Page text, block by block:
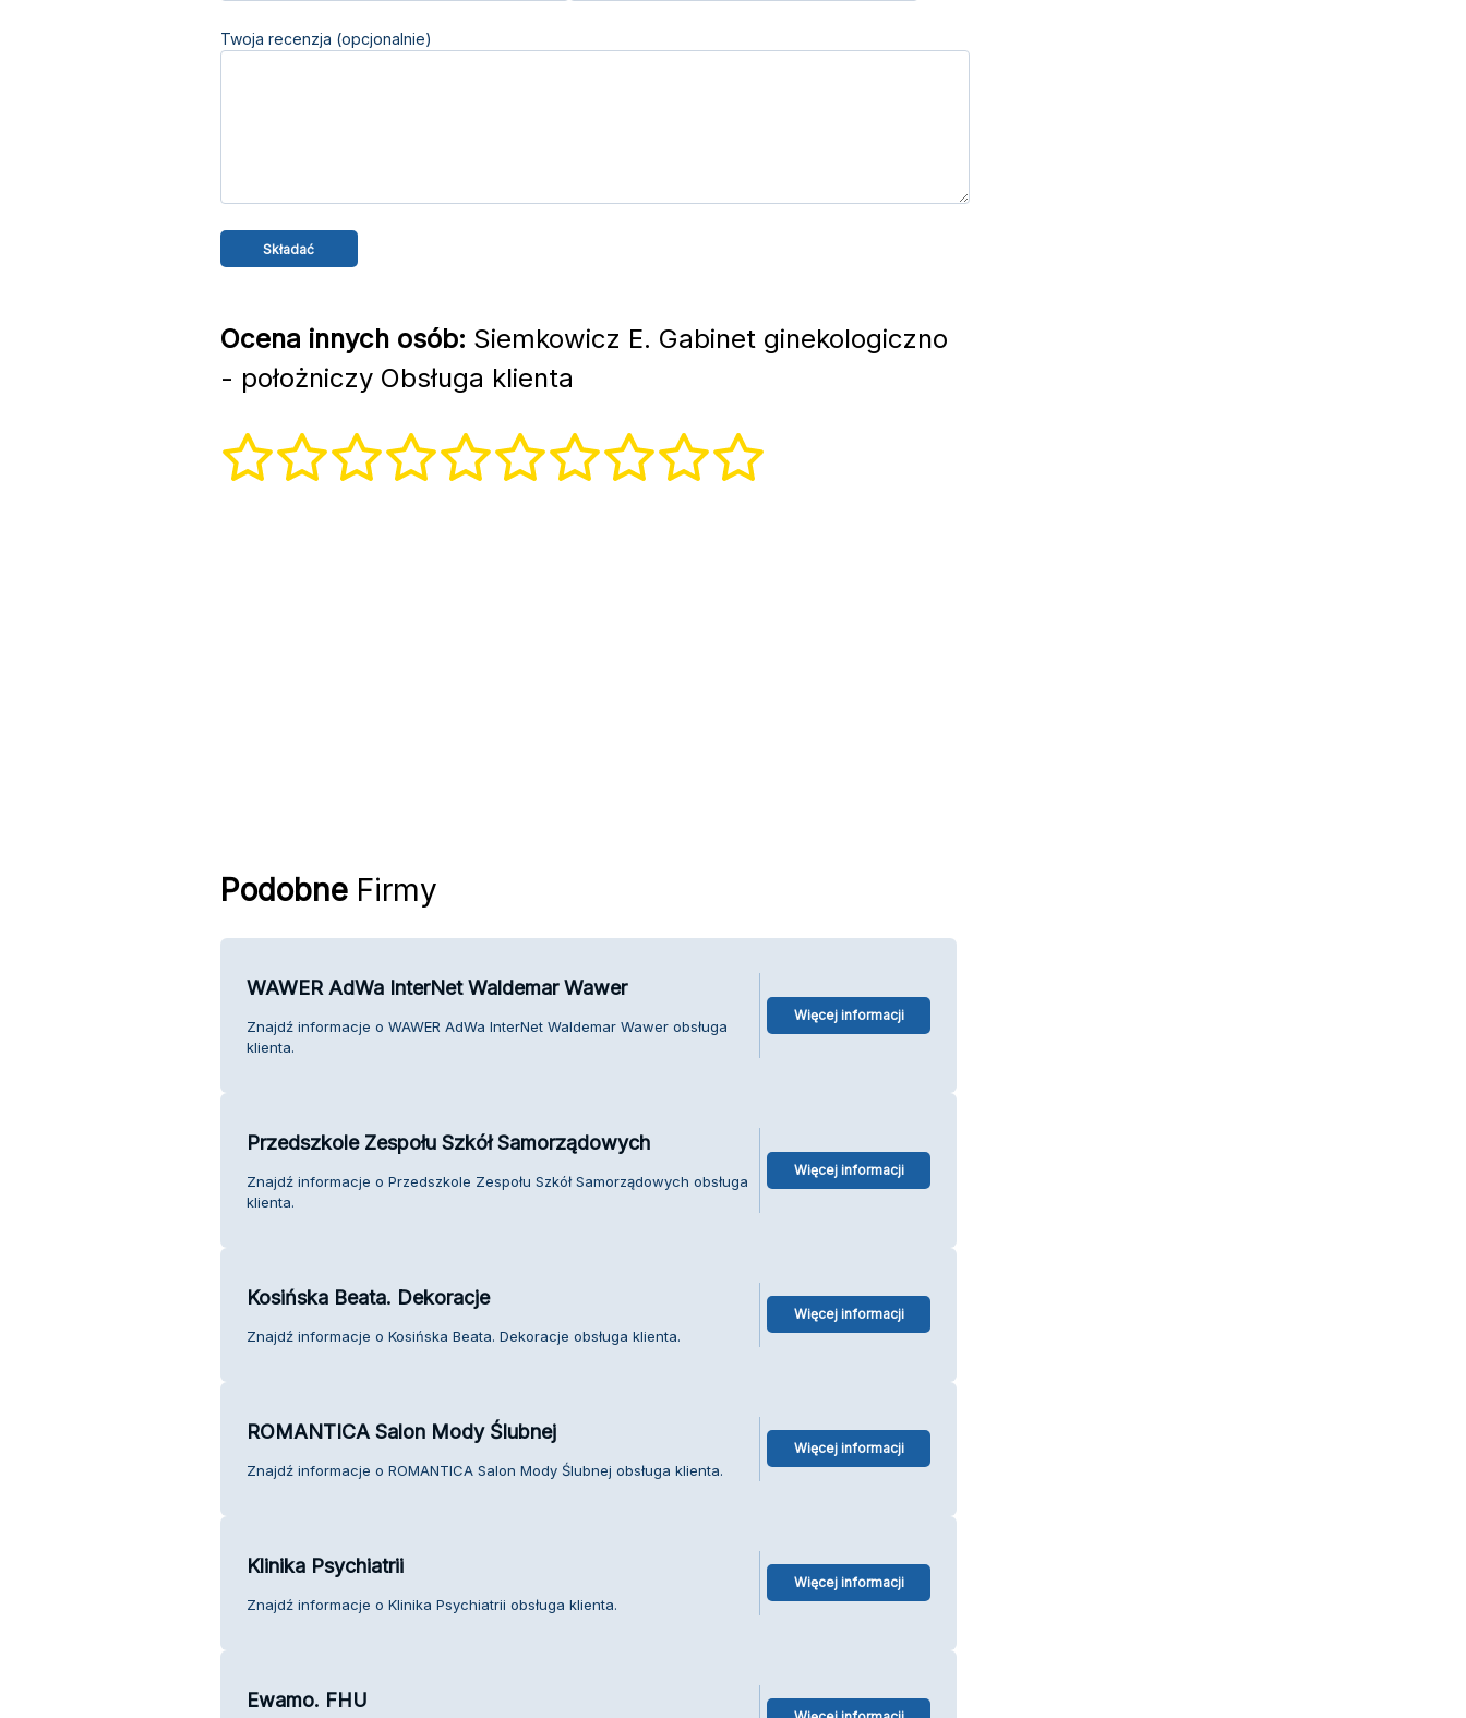
Twoja recenzja (opcjonalnie)
Ocena innych osób: Siemkowicz E. Gabinet ginekologiczno
- położniczy Obsługa klienta
PodobneFirmy
WAWER AdWa InterNet Waldemar Wawer
Znajdź informacje o WAWER AdWa InterNet Waldemar Wawer obsługa
klienta.
Więcej informacji
Przedszkole Zespołu Szkół Samorządowych
Znajdź informacje o Przedszkole Zespołu Szkół Samorządowych obsługa
klienta.
Więcej informacji
Kosińska Beata. Dekoracje
Znajdź informacje o Kosińska Beata. Dekoracje obsługa klienta.
Więcej informacji
ROMANTICA Salon Mody Ślubnej
Znajdź informacje o ROMANTICA Salon Mody Ślubnej obsługa klienta.
Więcej informacji
Klinika Psychiatrii
Znajdź informacje o Klinika Psychiatrii obsługa klienta.
Więcej informacji
Ewamo. FHU